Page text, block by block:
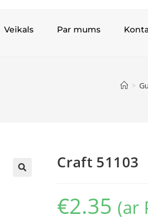
Veikals Par mums
>
Craft 51103
€2.35 (ar